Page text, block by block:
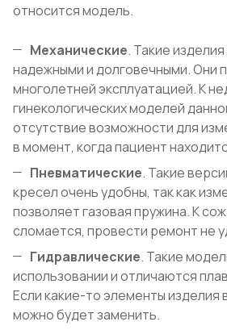
относится модель.
Механические. Такие
надежными и долговечными. Они
многолетней эксплуатацией. К
гинекологических моделей
отсутствие возможности для
в момент, когда пациент
Пневматические. Такие
кресел очень удобны, так как
позволяет газовая пружина. К
сломается, провести ремонт не
Гидравлические. Такие
использовании и отличаются
Если какие-то элементы изделия
можно будет заменить.